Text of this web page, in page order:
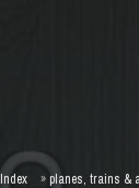
Index » planes, trains &